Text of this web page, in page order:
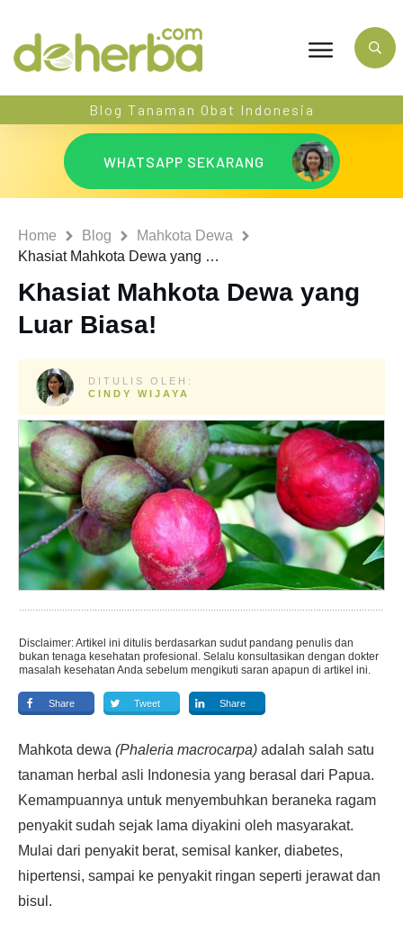
Blog Tanaman Obat Indonesia
WHATSAPP SEKARANG
Home Blog
Mahkota Dewa
Khasiat Mahkota Dewa yang Luar Biasa!
Khasiat Mahkota Dewa yang
Luar Biasa!
DITULIS OLEH:
CINDY WIJAYA
Disclaimer: Artikel ini ditulis berdasarkan sudut pandang penulis dan
bukan tenaga kesehatan profesional. Selalu konsultasikan dengan dokter
masalah kesehatan Anda sebelum mengikuti saran apapun di artikel ini.
Share Tweet Share
Mahkota dewa (Phaleria macrocarpa) adalah salah satu
tanaman herbal asli Indonesia yang berasal dari Papua.
Kemampuannya untuk menyembuhkan beraneka ragam
penyakit sudah sejak lama diyakini oleh masyarakat.
Mulai dari penyakit berat, semisal kanker, diabetes,
hipertensi, sampai ke penyakit ringan seperti jerawat dan
bisul.